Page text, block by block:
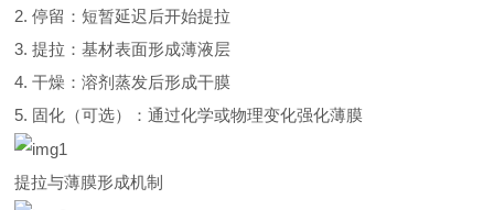
2. 停留：短暂延迟后开始提拉
3. 提拉：基材表面形成薄液层
4. 干燥：溶剂蒸发后形成干膜
5. 固化（可选）：通过化学或物理变化强化薄膜
提拉与薄膜形成机制